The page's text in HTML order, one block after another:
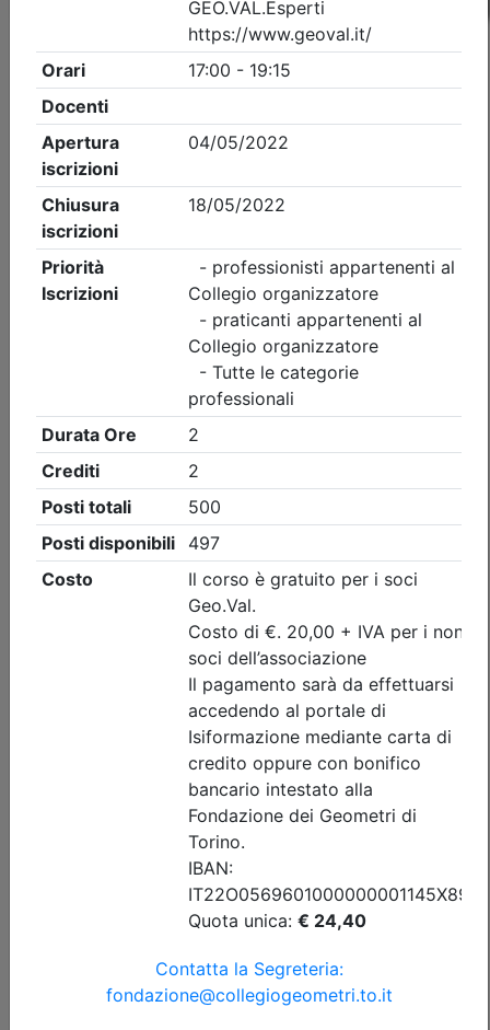
Dettagli evento
Gratuito
Collegio Geometri e Geometri Laureati della provincia di
Visita guidata CONVEGNO ANNUALE
DI CATEGORIA DEI GEOMETRI DELLA
ZONA DI PINEROLO
(edizione 4)
Data: 11/09/2026
Crediti:
2 cfp
Durata:2 ore
Iscrizioni:
dal 31/07/2026 al 09/09/2026
visita guidata
Allegati
Note
Posti disponibili: 94
Iscrizione